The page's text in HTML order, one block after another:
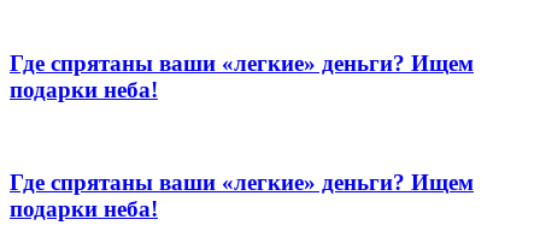
Где спрятаны ваши «легкие» деньги? Ищем
подарки неба!
Где спрятаны ваши «легкие» деньги? Ищем
подарки неба!